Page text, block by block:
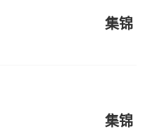
集锦
集锦